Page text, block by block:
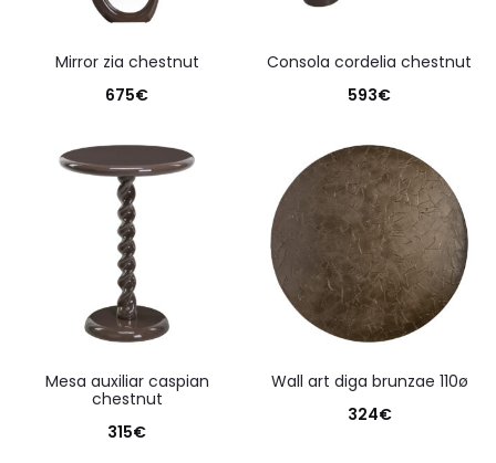
mirror zia chestnut
675€
consola cordelia chestnut
593€
mesa auxiliar caspian
chestnut
315€
wall art diga brunzae 110ø
324€